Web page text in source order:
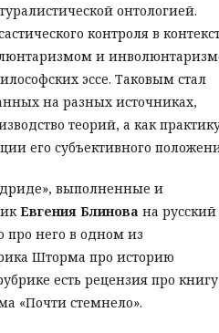
онтологией.
контроля в
и
эссе. Таковым стал
на разных источниках,
теорий, а как
его субъективного
выполненные и
Евгения Блинова на русский
про него в одном из
Шторма про историю
есть рецензия про книгу
«Почти стемнело».